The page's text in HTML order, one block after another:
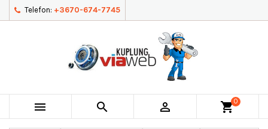
Telefon: +3670-674-7745
   shopping_cart0